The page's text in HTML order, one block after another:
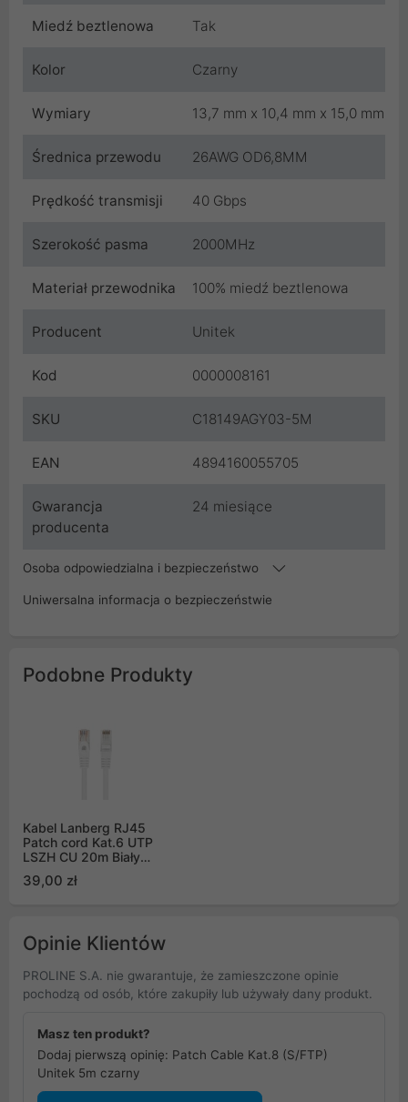
Miedź beztlenowa Tak
Kolor Czarny
Wymiary 13,7 mm x 10,4 mm x 15,0 mm
Średnica przewodu 26AWG OD6,8MM
Prędkość transmisji 40 Gbps
Szerokość pasma 2000MHz
Materiał przewodnika 100% miedź beztlenowa
Producent Unitek
Kod 0000008161
SKU C18149AGY03-5M
EAN 4894160055705
Gwarancja
producenta
24 miesiące
Osoba odpowiedzialna i bezpieczeństwo
Uniwersalna informacja o bezpieczeństwie
Podobne Produkty
Kabel Lanberg RJ45
Patch cord Kat.6 UTP
LSZH CU 20m Biały
10CU-2000-W
39,00 zł
Opinie Klientów
PROLINE S.A. nie gwarantuje, że zamieszczone opinie
pochodzą od osób, które zakupiły lub używały dany produkt.
Masz ten produkt?
Dodaj pierwszą opinię: Patch Cable Kat.8 (S/FTP)
Unitek 5m czarny